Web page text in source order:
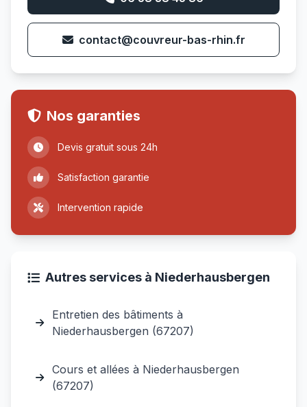
contact@couvreur-bas-rhin.fr
Nos garanties
Devis gratuit sous 24h
Satisfaction garantie
Intervention rapide
Autres services à Niederhausbergen
Entretien des bâtiments à
Niederhausbergen (67207)
Cours et allées à Niederhausbergen
(67207)